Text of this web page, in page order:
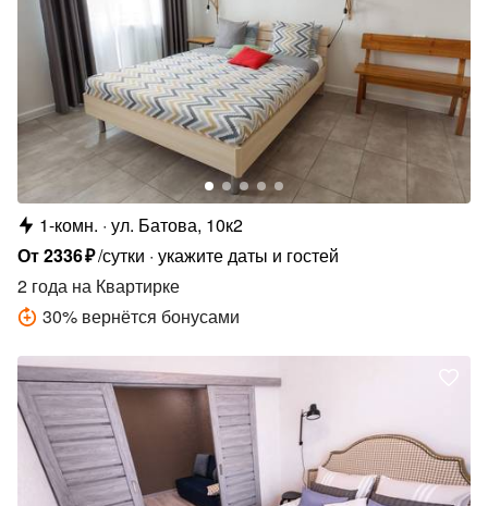
1-комн. ул. Батова, 10к2
От2336₽/сутки укажите даты и гостей
2 года на Квартирке
30% вернётся бонусами